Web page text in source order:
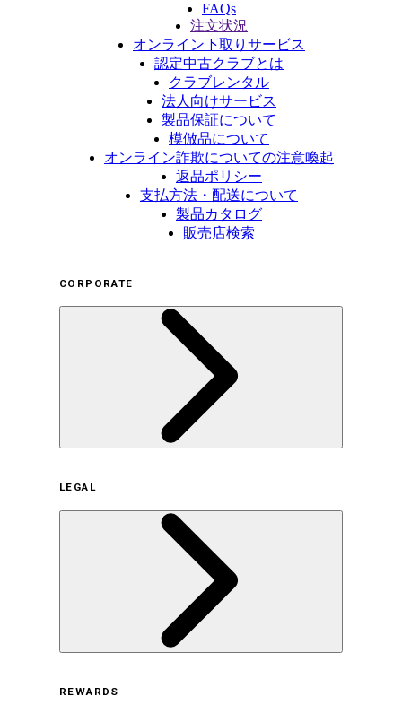
FAQs
注文状況
オンライン下取りサービス
認定中古クラブとは
クラブレンタル
法人向けサービス
製品保証について
模倣品について
オンライン詐欺についての注意喚起
返品ポリシー
支払方法・配送について
製品カタログ
販売店検索
CORPORATE
サステナビリティの取り組み（日本）
サステナビリティの取り組み（米国/英語）
ヒストリー
採用情報
LEGAL
REWARDS